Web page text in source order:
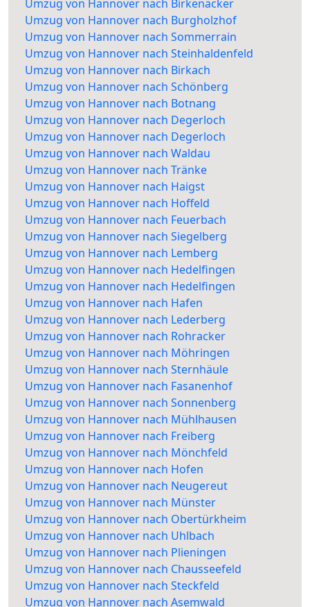
Umzug von Hannover nach Birkenäcker
Umzug von Hannover nach Burgholzhof
Umzug von Hannover nach Sommerrain
Umzug von Hannover nach Steinhaldenfeld
Umzug von Hannover nach Birkach
Umzug von Hannover nach Schönberg
Umzug von Hannover nach Botnang
Umzug von Hannover nach Degerloch
Umzug von Hannover nach Degerloch
Umzug von Hannover nach Waldau
Umzug von Hannover nach Tränke
Umzug von Hannover nach Haigst
Umzug von Hannover nach Hoffeld
Umzug von Hannover nach Feuerbach
Umzug von Hannover nach Siegelberg
Umzug von Hannover nach Lemberg
Umzug von Hannover nach Hedelfingen
Umzug von Hannover nach Hedelfingen
Umzug von Hannover nach Hafen
Umzug von Hannover nach Lederberg
Umzug von Hannover nach Rohracker
Umzug von Hannover nach Möhringen
Umzug von Hannover nach Sternhäule
Umzug von Hannover nach Fasanenhof
Umzug von Hannover nach Sonnenberg
Umzug von Hannover nach Mühlhausen
Umzug von Hannover nach Freiberg
Umzug von Hannover nach Mönchfeld
Umzug von Hannover nach Hofen
Umzug von Hannover nach Neugereut
Umzug von Hannover nach Münster
Umzug von Hannover nach Obertürkheim
Umzug von Hannover nach Uhlbach
Umzug von Hannover nach Plieningen
Umzug von Hannover nach Chausseefeld
Umzug von Hannover nach Steckfeld
Umzug von Hannover nach Asemwald